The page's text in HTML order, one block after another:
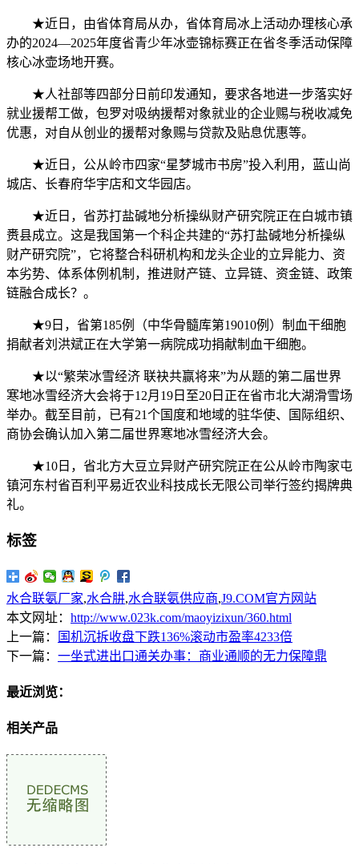
★近日，由省体育局从办，省体育局冰上活动办理核心承
办的2024—2025年度省青少年冰壶锦标赛正在省冬季活动保障
核心冰壶场地开赛。
★人社部等四部分日前印发通知，要求各地进一步落实好
就业援帮工做，包罗对吸纳援帮对象就业的企业赐与税收减免
优惠，对自从创业的援帮对象赐与贷款及贴息优惠等。
★近日，公从岭市四家“星梦城市书房”投入利用，蓝山尚
城店、长春府华宇店和文华园店。
★近日，省苏打盐碱地分析操纵财产研究院正在白城市镇
赉县成立。这是我国第一个科企共建的“苏打盐碱地分析操纵
财产研究院”，它将整合科研机构和龙头企业的立异能力、资
本劣势、体系体例机制，推进财产链、立异链、资金链、政策
链融合成长？。
★9日，省第185例（中华骨髓库第19010例）制血干细胞
捐献者刘洪斌正在大学第一病院成功捐献制血干细胞。
★以“繁荣冰雪经济 联袂共赢将来”为从题的第二届世界
寒地冰雪经济大会将于12月19日至20日正在省市北大湖滑雪场
举办。截至目前，已有21个国度和地域的驻华使、国际组织、
商协会确认加入第二届世界寒地冰雪经济大会。
★10日，省北方大豆立异财产研究院正在公从岭市陶家屯
镇河东村省百利平易近农业科技成长无限公司举行签约揭牌典
礼。
标签
水合联氨厂家,水合肼,水合联氨供应商,J9.COM官方网站
本文网址： http://www.023k.com/maoyizixun/360.html
上一篇：
国机沉拆收盘下跌136%滚动市盈率4233倍
下一篇： 一坐式进出口通关办事：商业通顺的无力保障鼎
最近浏览：
相关产品